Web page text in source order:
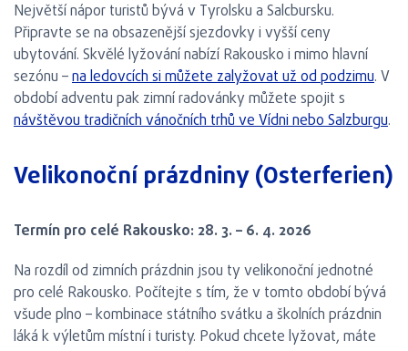
Největší nápor turistů bývá v Tyrolsku a Salcbursku.
Připravte se na obsazenější sjezdovky i vyšší ceny
ubytování. Skvělé lyžování nabízí Rakousko i mimo hlavní
sezónu –na ledovcích si můžete zalyžovat už od podzimu. V
období adventu pak zimní radovánky můžete spojit s
návštěvou tradičních vánočních trhů ve Vídni nebo Salzburgu.
Velikonoční prázdniny (Osterferien)
Termín pro celé Rakousko: 28. 3. – 6. 4. 2026
Na rozdíl od zimních prázdnin jsou ty velikonoční jednotné
pro celé Rakousko. Počítejte s tím, že v tomto období bývá
všude plno – kombinace státního svátku a školních prázdnin
láká k výletům místní i turisty. Pokud chcete lyžovat, máte